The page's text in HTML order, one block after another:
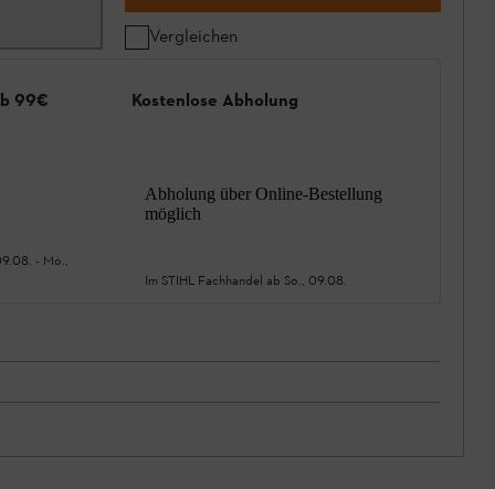
Vergleichen
99€
- Mo.,
Kostenlose Abholung
Abholung über Online-Bestellung
möglich
Im STIHL Fachhandel ab So., 09.08.